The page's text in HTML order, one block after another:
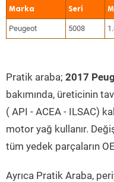
Marka Seri
Peugeot 5008
Pratik araba; 2017
bakımında, üreticinin
( API - ACEA - ILSAC)
motor yağ kullanır.
tüm yedek parçaların
Ayrıca Pratik Araba,